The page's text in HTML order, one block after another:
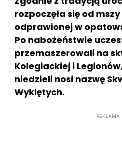
rozpoczęła się od
odprawionej w
Po nabożeństwie
przemaszerowali na
Kolegiackiej i
niedzieli nosi nazwę
Wyklętych.
REKLAMA